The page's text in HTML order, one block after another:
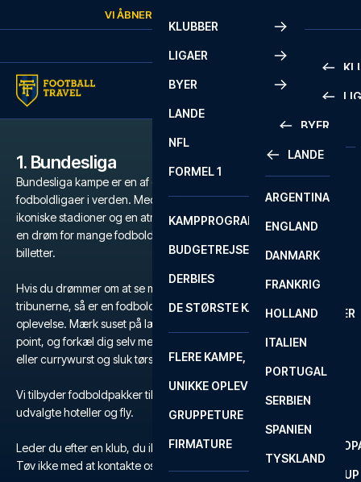
VI ÅBNER IGEN
KLUBBER
LIGAER
SERIE A
FA CUP
BYER
BYER
LISSABON
LIVERPOOL
LONDON
MADRID
MANCHESTER
MILANO
ROM
SEVILLA
LANDE
LANDE
ARGENTINA
ENGLAND
DANMARK
FRANKRIG
HOLLAND
ITALIEN
PORTUGAL
SERBIEN
SPANIEN
TYSKLAND
NFL
FORMEL 1
KAMPPROGRAM
BUDGETREJSER
DERBIES
DE STØRSTE KAMPE
FLERE KAMPE, ÉN TUR
UNIKKE OPLEVELSER
GRUPPETURE
FIRMATURE
1. Bundesliga
Bundesliga kampe er en af de mest intense og stemningsfulde
fodboldligaer i verden. Med et væld af store og historiske klubber,
ikoniske stadioner og en atmosfære der er svær at matche, er det
en drøm for mange fodboldfans at få fingrene i Bundesliga-
billetter.
Hvis du drømmer om at se magien udfolde sig på grønsværen og
tribunerne, så er en fodboldrejse til Bundesligaen den ultimative
oplevelse. Mærk suset på lægterne, når klubberne kæmper for 3
point, og forkæl dig selv med tyske specialiteter som bratwurst
eller currywurst og sluk tørsten med Bier vom Fass.
Vi tilbyder fodboldpakker til Bundesliga med billetter, nøje
udvalgte hoteller og fly.
Leder du efter en klub, du ikke kan finde?
Tøv ikke med at kontakte os
+45 72 10 83 03.